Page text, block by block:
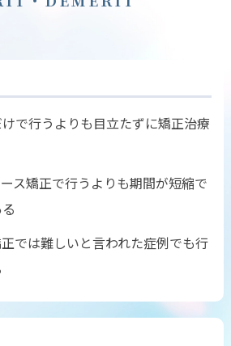
で行うよりも目立たずに矯正治療
ス矯正で行うよりも期間が短縮で
では難しいと言われた症例でも行